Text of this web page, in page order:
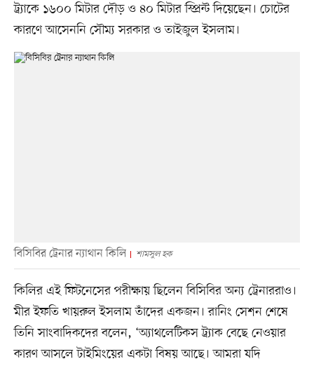
ট্র্যাকে ১৬০০ মিটার দৌড় ও ৪০ মিটার স্প্রিন্ট দিয়েছেন। চোটের
কারণে আসেননি সৌম্য সরকার ও তাইজুল ইসলাম।
বিসিবির ট্রেনার ন্যাথান কিলি শামসুল হক
কিলির এই ফিটনেসের পরীক্ষায় ছিলেন বিসিবির অন্য ট্রেনাররাও।
মীর ইফতি খায়রুল ইসলাম তাঁদের একজন। রানিং সেশন শেষে
তিনি সাংবাদিকদের বলেন, ‘অ্যাথলেটিকস ট্র্যাক বেছে নেওয়ার
কারণ আসলে টাইমিংয়ের একটা বিষয় আছে। আমরা যদি